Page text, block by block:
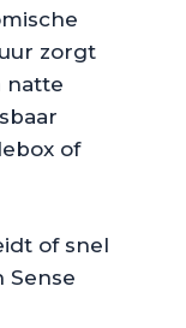
zorgt
natte
of
of snel
Sense